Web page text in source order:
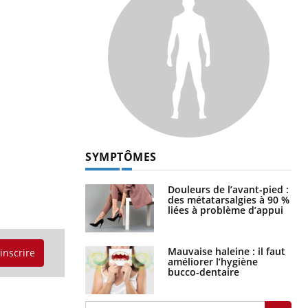
SYMPTÔMES
Douleurs de l’avant-pied :
des métatarsalgies à 90 %
liées à problème d’appui
Mauvaise haleine : il faut
améliorer l’hygiène
bucco-dentaire